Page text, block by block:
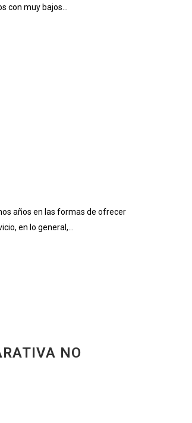
con muy bajos...
años en las formas de ofrecer
en lo general,...
NO